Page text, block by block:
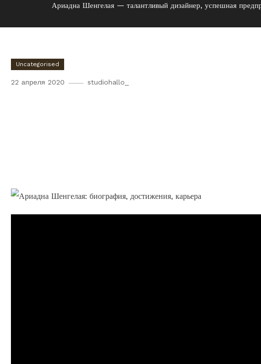
Ариадна Шенгелая — талантливый дизайнер, успешная
Uncategorised
22 апреля 2020 studiohallo_